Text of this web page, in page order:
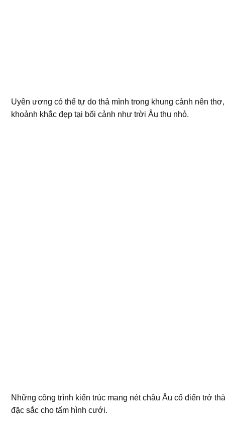
Uyên ương có thể tự do thả mình trong khung cảnh nên
khoảnh khắc đẹp tại bối cảnh như trời Âu thu nhỏ.
Những công trình kiến trúc mang nét châu Âu cổ điển trở
đặc sắc cho tấm hình cưới.